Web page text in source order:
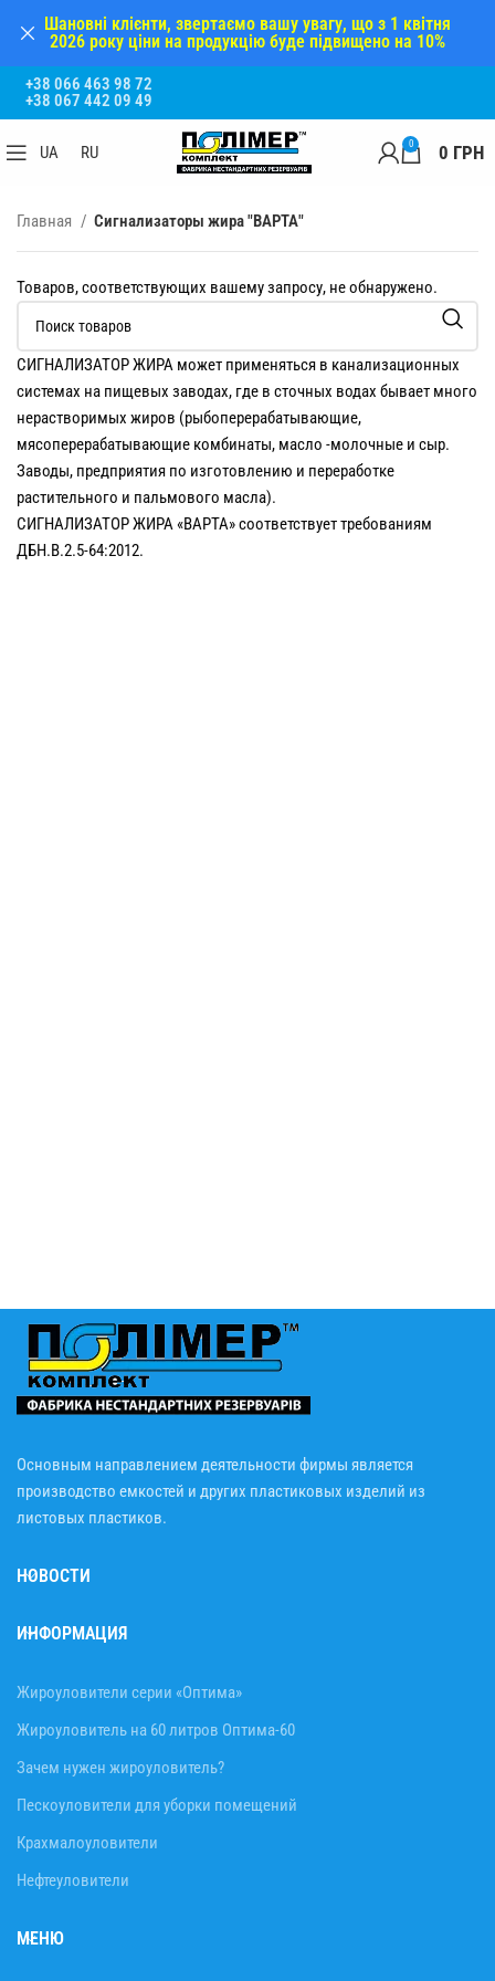
+38 066 463 98 72
+38 067 442 09 49
UA RU 0 0 ГРН
Главная Сигнализаторы жира "ВАРТА"
Товаров, соответствующих вашему запросу, не обнаружено.
СИГНАЛИЗАТОР ЖИРА может применяться в канализационных
системах на пищевых заводах, где в сточных водах бывает много
нерастворимых жиров (рыбоперерабатывающие,
мясоперерабатывающие комбинаты, масло -молочные и сыр.
Заводы, предприятия по изготовлению и переработке
растительного и пальмового масла).
СИГНАЛИЗАТОР ЖИРА «ВАРТА» соответствует требованиям
ДБН.В.2.5-64:2012.
Основным направлением деятельности фирмы является
производство емкостей и других пластиковых изделий из
листовых пластиков.
НОВОСТИ
ИНФОРМАЦИЯ
Жироуловители серии «Оптима»
Жироуловитель на 60 литров Оптима-60
Зачем нужен жироуловитель?
Пескоуловители для уборки помещений
Крахмалоуловители
Нефтеуловители
МЕНЮ
Шановні клієнти, звертаємо вашу увагу, що з 1 квітня
2026 року ціни на продукцію буде підвищено на 10%